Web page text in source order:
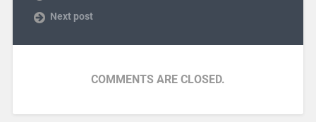
Next post
COMMENTS ARE CLOSED.